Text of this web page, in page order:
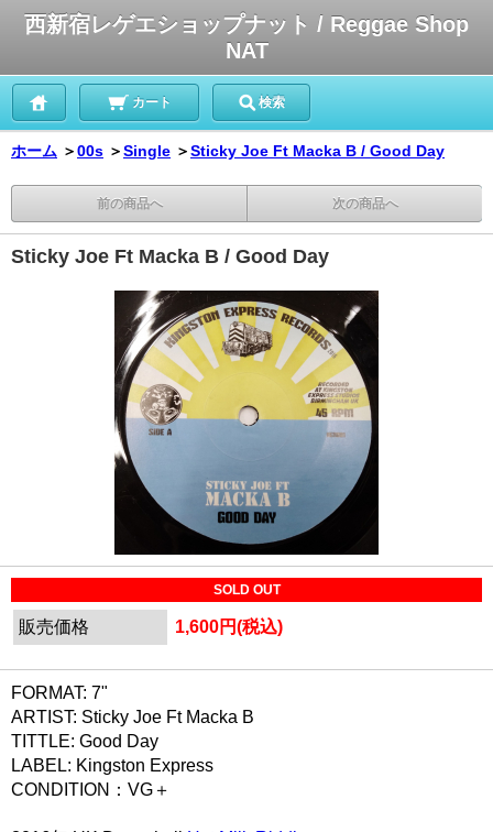
西新宿レゲエショップナット / Reggae Shop
NAT
カート 検索
ホーム ＞00s ＞Single ＞Sticky Joe Ft Macka B / Good Day
前の商品へ 次の商品へ
Sticky Joe Ft Macka B / Good Day
SOLD OUT
販売価格 1,600円(税込)
FORMAT: 7"
ARTIST: Sticky Joe Ft Macka B
TITTLE: Good Day
LABEL: Kingston Express
CONDITION：VG＋